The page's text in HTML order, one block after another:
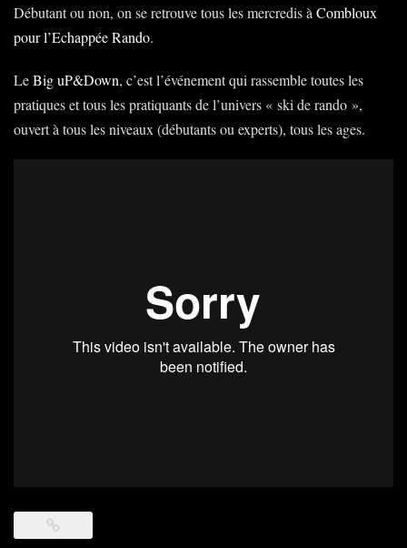
Débutant ou non, on se retrouve tous les mercredis à Combloux
pour l’Echappée Rando.
LeBig uP&Down, c’est l’événement qui rassemble toutes les
pratiques et tous les pratiquants de l’univers « ski de rando »,
ouvert à tous les niveaux (débutants ou experts), tous les ages.